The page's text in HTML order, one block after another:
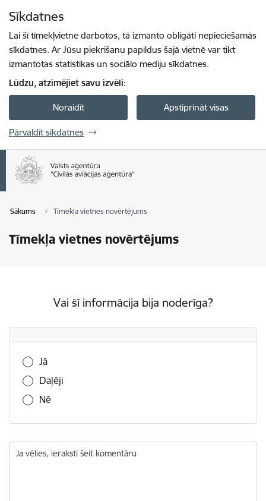
Sīkdatnes
Lai šī tīmekļvietne darbotos, tā izmanto obligāti nepieciešamās
sīkdatnes. Ar Jūsu piekrišanu papildus šajā vietnē var tikt
izmantotas statistikas un sociālo mediju sīkdatnes.
Lūdzu, atzīmējiet savu izvēli:
Noraidīt Apstiprināt visas
Pārvaldīt sīkdatnes
Sākums Tīmekļa vietnes novērtējums
Tīmekļa vietnes novērtējums
Vai šī informācija bija noderīga?
Vai šī informācija bija noderīga?
Jā
Daļēji
Nē
Ja vēlies, ieraksti šeit komentāru